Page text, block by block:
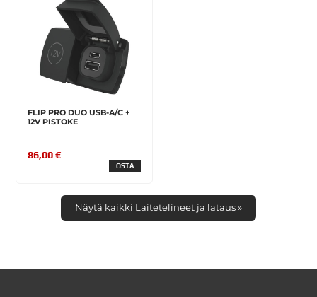
FLIP PRO DUO USB-A/C +
12V PISTOKE
86,00 €
OSTA
Näytä kaikki Laitetelineet ja lataus »